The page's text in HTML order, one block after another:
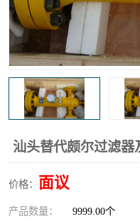
汕头替代颇尔过滤器
价格： 面议
产品数量： 9999.00个